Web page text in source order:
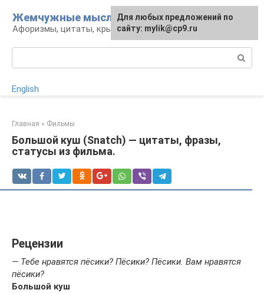
контенту
Жемчужные мысли
Афоризмы, цитаты, крылатые фразы
English
Главная » Фильмы
Большой куш (Snatch) — цитаты, фразы,
статусы из фильма.
Рецензии
— Тебе нравятся пёсики? Пёсики? Пёсики. Вам нравятся
пёсики?
Большой куш
Для любых предложений по
сайту: mylik@cp9.ru